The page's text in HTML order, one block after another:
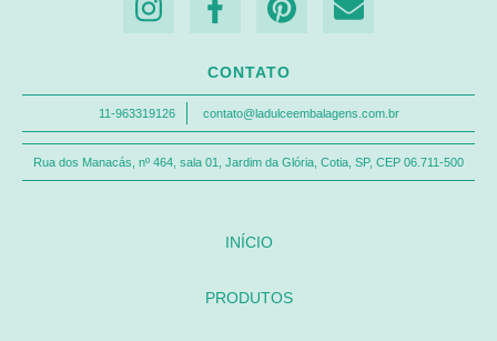
CONTATO
11-963319126 contato@ladulceembalagens.com.br
Rua dos Manacás, nº 464, sala 01, Jardim da Glória, Cotia, SP, CEP 06.711-500
INÍCIO
PRODUTOS